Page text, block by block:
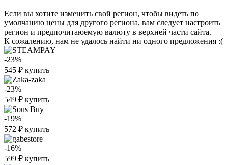
Если вы хотите изменить свой регион, чтобы видеть по
умолчанию цены для другого региона, вам следует настроить
регион и предпочитаюемую валюту в верхней части сайта.
К сожалению, нам не удалось найти ни одного предложения :(
-23%
545 ₽ купить
-23%
549 ₽ купить
-19%
572 ₽ купить
-16%
599 ₽ купить